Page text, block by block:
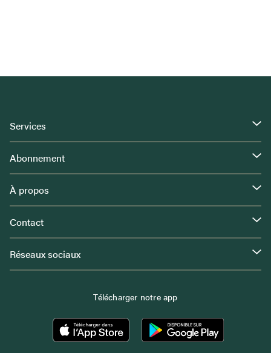
Services
Abonnement
À propos
Contact
Réseaux sociaux
Télécharger notre app